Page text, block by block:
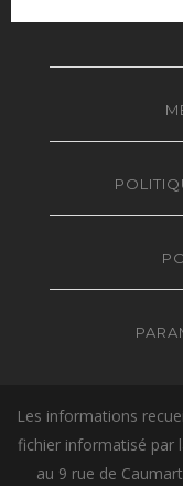
Les informations
fichier informatisé par
au 9 rue de